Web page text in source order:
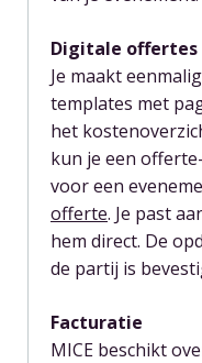
Digitale offertes
Je maakt
templates met
het
kun je een
voor een
offerte. Je past
hem direct. De
de partij is
Facturatie
MICE beschikt